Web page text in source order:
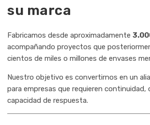
su marca
Fabricamos desde aproximadamente
acompañando proyectos que
cientos de miles o millones de envases
Nuestro objetivo es convertirnos en un
para empresas que requieren continuidad,
capacidad de respuesta.